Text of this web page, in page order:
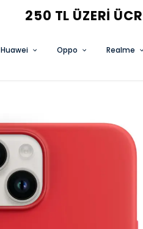
250 TL ÜZERI
Huawei Oppo Realme